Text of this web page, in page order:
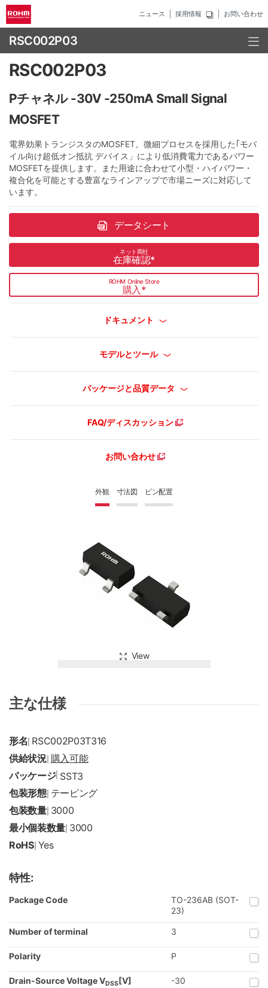
ニュース 採用情報 お問い合わせ
RSC002P03
外観 寸法図 ピン配置
View
RSC002P03
Pチャネル -30V -250mA Small Signal
MOSFET
電界効果トランジスタのMOSFET。微細プロセスを採用した｢モバ
イル向け超低オン抵抗 デバイス」により低消費電力であるパワー
MOSFETを提供します。また用途に合わせて小型・ハイパワー・
複合化を可能とする豊富なラインアップで市場ニーズに対応して
います。
データシート
ネット商社
在庫確認*
ROHM Online Store
購入*
ドキュメント
モデルとツール
パッケージと品質データ
FAQ/ディスカッション
お問い合わせ
主な仕様
形名 RSC002P03T316
供給状況| 購入可能
パッケージ| SST3
包装形態| テーピング
包装数量| 3000
最小個装数量 3000
RoHS| Yes
特性:
Package Code
TO-236AB (SOT-
23)
Number of terminal 3
Polarity P
Drain-Source Voltage VDSS[V] -30